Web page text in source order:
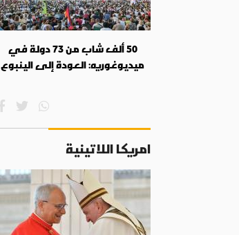
50 ألف شاب من 73 دولة في
ميديوغوريه: العودة إلى الينبوع
امريكا اللاتينية